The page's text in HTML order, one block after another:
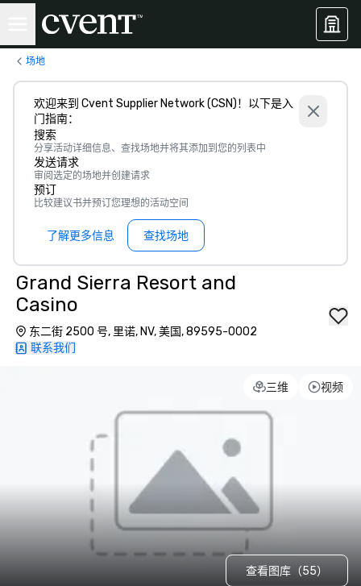
场地
欢迎来到 Cvent Supplier Network (CSN)！以下是入
门指南：
搜索
分享活动详细信息、查找场地并将其添加到您的列表中
发送请求
审阅选定的场地并创建请求
预订
比较建议书并预订您理想的活动空间
了解更多信息 查找场地
Grand Sierra Resort and
Casino
东二街 2500 号, 里诺, NV, 美国, 89595-0002
联系我们
三维 视频
查看图库（55）